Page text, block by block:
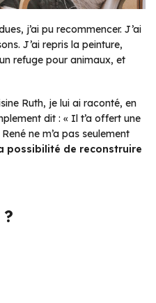
j’ai pu recommencer. J’ai
J’ai repris la peinture,
refuge pour animaux, et
Ruth, je lui ai raconté, en
dit : « Il t’a offert une
René ne m’a pas seulement
possibilité de reconstruire